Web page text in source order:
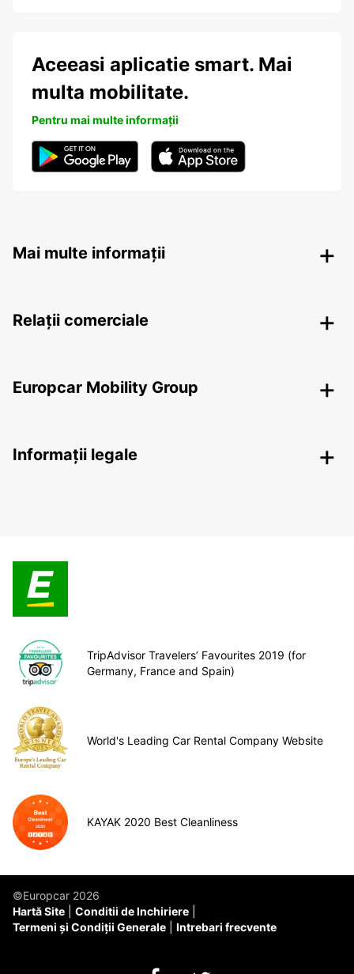
Aceeasi aplicatie smart. Mai
multa mobilitate.
Pentru mai multe informații
Mai multe informații
Relații comerciale
Europcar Mobility Group
Informații legale
TripAdvisor Travelers’ Favourites 2019 (for
Germany, France and Spain)
World's Leading Car Rental Company Website
KAYAK 2020 Best Cleanliness
©Europcar 2026
Hartă Site
Conditii de Inchiriere
Termeni și Condiții Generale
Intrebari frecvente